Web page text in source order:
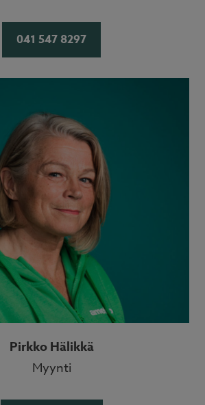
041 547 8297
Pirkko Hälikkä
Myynti